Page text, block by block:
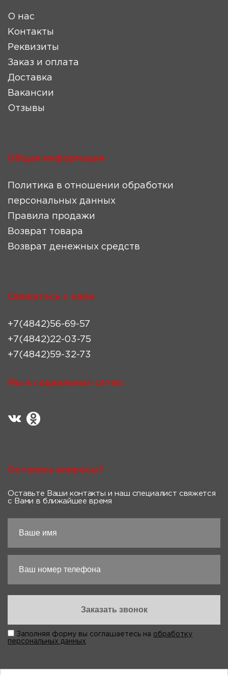
О нас
Контакты
Реквизиты
Заказ и оплата
Доставка
Вакансии
Отзывы
Общая информация
Политика в отношении обработки
персональных данных
Правила продажи
Возврат товара
Возврат денежных средств
Свяжитесь с нами
+7(4842)56-69-57
+7(4842)22-03-75
+7(4842)59-32-73
Мы в социальных сетях:
Остались вопросы?
Оставьте Ваши контакты и наш специалист свяжется
с Вами в ближайшее время
Заполняя форму вы соглашаетесь на обработку
персональных данных